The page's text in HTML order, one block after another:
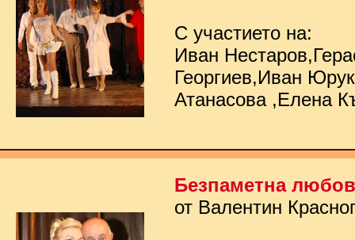
С участието на:
Иван
Георгиев,Иван
Атанасова ,Елена
Безпаметна любов
от Валентин